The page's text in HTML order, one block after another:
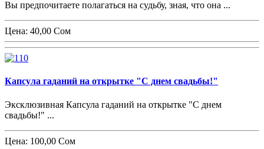
Вы предпочитаете полагаться на судьбу, зная, что она ...
Цена: 40,00 Сом
Капсула гаданий на открытке "С днем свадьбы!"
Эксклюзивная Капсула гаданий на открытке "С днем
свадьбы!" ...
Цена: 100,00 Сом